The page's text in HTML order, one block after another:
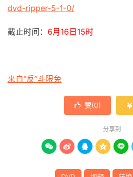
dvd-ripper-5-1-0/
截止时间： 6月16日15时
来自“反”斗限免
 赞(0) 
分享到
    